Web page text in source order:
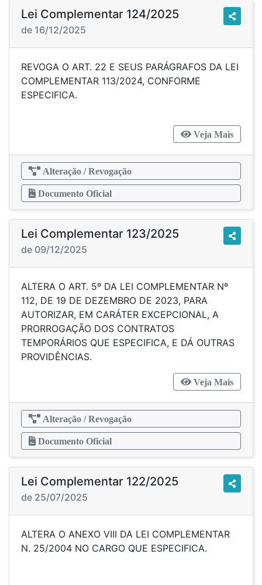
Lei Complementar 124/2025
de 16/12/2025
REVOGA O ART. 22 E SEUS PARÁGRAFOS DA LEI
COMPLEMENTAR 113/2024, CONFORME
ESPECIFICA.
Veja Mais
Alteração / Revogação
Documento Oficial
Lei Complementar 123/2025
de 09/12/2025
ALTERA O ART. 5º DA LEI COMPLEMENTAR Nº
112, DE 19 DE DEZEMBRO DE 2023, PARA
AUTORIZAR, EM CARÁTER EXCEPCIONAL, A
PRORROGAÇÃO DOS CONTRATOS
TEMPORÁRIOS QUE ESPECIFICA, E DÁ OUTRAS
PROVIDÊNCIAS.
Veja Mais
Alteração / Revogação
Documento Oficial
Lei Complementar 122/2025
de 25/07/2025
ALTERA O ANEXO VIII DA LEI COMPLEMENTAR
N. 25/2004 NO CARGO QUE ESPECIFICA.